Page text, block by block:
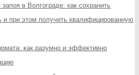
в Волгограде: как сохранить
и при этом получить квалифицированную
как разумно и эффективно